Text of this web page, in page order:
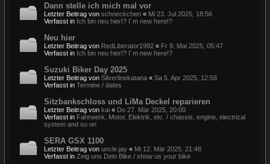
Dann stelle ich mich mal vor
Letzter Beitrag von schneckchen « Mi 23. Jul 2025, 18:56
Verfasst in Ich bin neu hier!? I´m new here!?
Neu hier
Letzter Beitrag von RedLiberator1992 « Fr 9. Mai 2025, 05:47
Verfasst in Ich bin neu hier!? I´m new here!?
Suzuki Biker Day 2025
Letzter Beitrag von Silverlinekatana « Sa 5. Apr 2025, 12:58
Verfasst in Termine / dates
Sitzbankschloss und LiMa Deckel reparieren
Letzter Beitrag von kai « Do 27. Mär 2025, 20:00
Verfasst in Fahrwerk, Motor, Elektrik, etc. / chassis, engine, electrical
system and so on
SERA GSX 1100
Letzter Beitrag von uncle.jay « Mi 12. Mär 2025, 21:48
Verfasst in Zeig uns Dein Bike / show us your bike